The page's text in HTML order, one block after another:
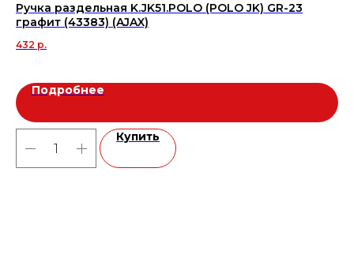
Ручка раздельная K.JK51.POLO (POLO JK) GR-23
графит (43383) (AJAX)
432 р.
Подробнее
Купить